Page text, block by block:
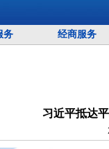
务 经商服务
习近平抵达